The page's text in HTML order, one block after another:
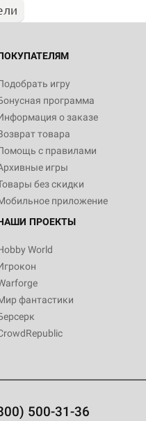
игру
программа
о заказе
товара
с правилами
игры
без скидки
приложение
ПРОЕКТЫ
World
фантастики
500-31-36